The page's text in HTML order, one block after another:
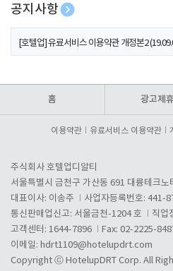
공지사항
[호텔업] 개인정보 처리방침 개정본1 (19.09.02)
[호텔업] 유료서비스 이용약관 개정본2
홈 광고제휴
이용약관 유료서비스 이용약관
주식회사 호텔업디알티
서울특별시 금천구 가산동 691 대륭테크
대표이사: 이송주
사업자등록번호: 441-
통신판매업신고: 서울금천-1204 호
직업
고객센터: 1644-7896
Fax: 02-2225-
이메일: hdrt1109@hotelupdrt.com
Copyright ⓒ HotelupDRT Corp. All